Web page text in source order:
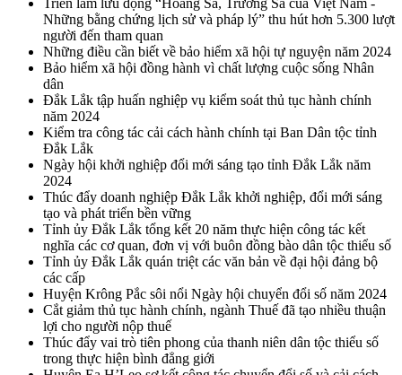
Triển lãm lưu động “Hoàng Sa, Trường Sa của Việt Nam -
Những bằng chứng lịch sử và pháp lý” thu hút hơn 5.300 lượt
người đến tham quan
Những điều cần biết về bảo hiểm xã hội tự nguyện năm 2024
Bảo hiểm xã hội đồng hành vì chất lượng cuộc sống Nhân
dân
Đắk Lắk tập huấn nghiệp vụ kiểm soát thủ tục hành chính
năm 2024
Kiểm tra công tác cải cách hành chính tại Ban Dân tộc tỉnh
Đắk Lắk
Ngày hội khởi nghiệp đổi mới sáng tạo tỉnh Đắk Lắk năm
2024
Thúc đẩy doanh nghiệp Đắk Lắk khởi nghiệp, đổi mới sáng
tạo và phát triển bền vững
Tỉnh ủy Đắk Lắk tổng kết 20 năm thực hiện công tác kết
nghĩa các cơ quan, đơn vị với buôn đồng bào dân tộc thiểu số
Tỉnh ủy Đắk Lắk quán triệt các văn bản về đại hội đảng bộ
các cấp
Huyện Krông Pắc sôi nổi Ngày hội chuyển đổi số năm 2024
Cắt giảm thủ tục hành chính, ngành Thuế đã tạo nhiều thuận
lợi cho người nộp thuế
Thúc đẩy vai trò tiên phong của thanh niên dân tộc thiểu số
trong thực hiện bình đẳng giới